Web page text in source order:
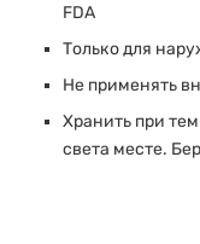
FDA
Только для
Не применять
Хранить при
света месте.